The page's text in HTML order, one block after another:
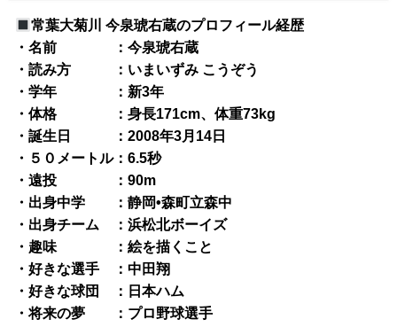
常葉大菊川 今泉琥右蔵のプロフィール経歴
・名前 ：今泉琥右蔵
・読み方 ：いまいずみ こうぞう
・学年 ：新3年
・体格 ：身長171cm、体重73kg
・誕生日 ：2008年3月14日
・５０メートル：6.5秒
・遠投 ：90m
・出身中学 ：静岡•森町立森中
・出身チーム ：浜松北ボーイズ
・趣味 ：絵を描くこと
・好きな選手 ：中田翔
・好きな球団 ：日本ハム
・将来の夢 ：プロ野球選手